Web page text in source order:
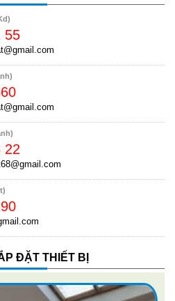
55
22
ĐẶT THIẾT BỊ